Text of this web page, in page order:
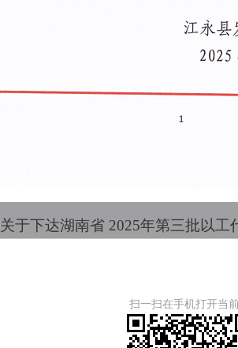
关于下达湖南省 2025年第三批以
扫一扫在手机打开当